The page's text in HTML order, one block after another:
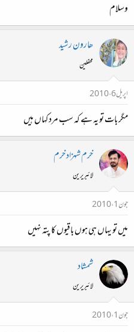
وسلام
ھارون رشید
محفلین
اپریل 6، 2010
مگر بات تو یہ ہے کہ سب مرد کہاں ہیں
خرم شہزاد خرم
لائبریرین
جون 1، 2010
میں تو یہاں ہی ہوں باقیوں کا پتہ نہیں
شمشاد
لائبریرین
جون 1، 2010